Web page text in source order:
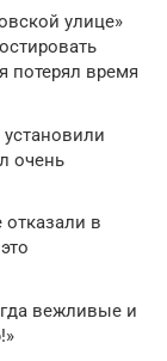
улице»
потерял время
установили
очень
в
вежливые и